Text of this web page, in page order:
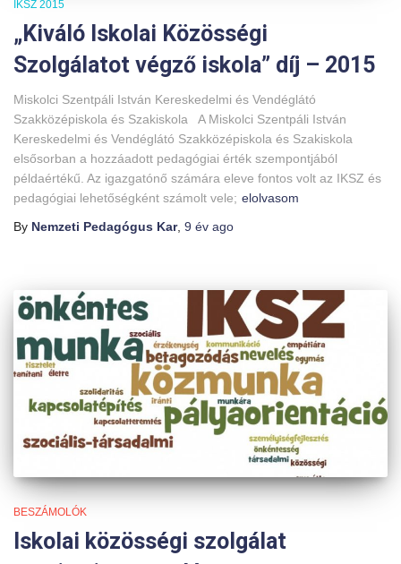
IKSZ 2015
„Kiváló Iskolai Közösségi
Szolgálatot végző iskola” díj – 2015
Miskolci Szentpáli István Kereskedelmi és Vendéglátó
Szakközépiskola és Szakiskola A Miskolci Szentpáli István
Kereskedelmi és Vendéglátó Szakközépiskola és Szakiskola
elsősorban a hozzáadott pedagógiai érték szempontjából
példaértékű. Az igazgatónő számára eleve fontos volt az IKSZ és
pedagógiai lehetőségként számolt vele; elolvasom
By Nemzeti Pedagógus Kar, 9 év ago
BESZÁMOLÓK
Iskolai közösségi szolgálat